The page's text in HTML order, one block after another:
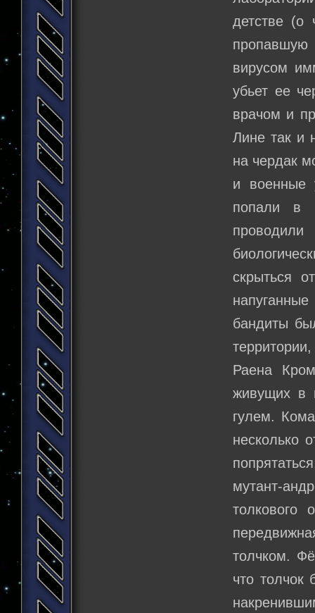
детстве (о
вирусом
убьет ее
врачом и
Лине так и
на чердак
и военные
попали в
скрыться
бандиты
Раена
живущих в
гулем.
несколько
мутант-
толкового
толчком.
что